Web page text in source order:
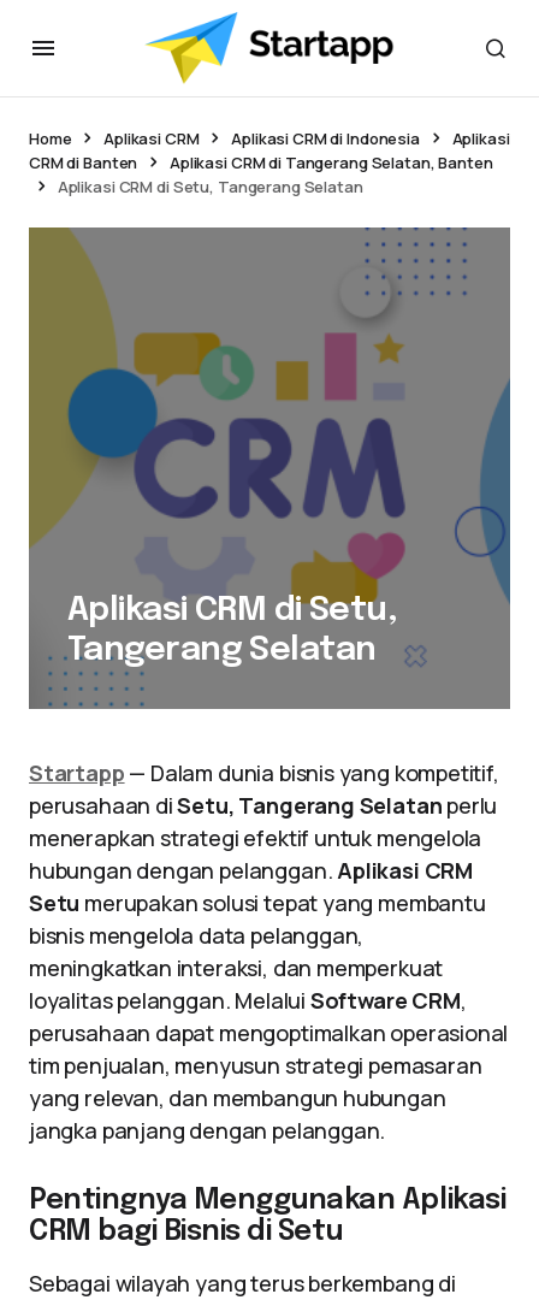
Home Aplikasi CRM Aplikasi CRM di Indonesia
Aplikasi
CRM di Banten
Aplikasi CRM di Tangerang Selatan, Banten
Aplikasi CRM di Setu, Tangerang Selatan
Aplikasi CRM di Setu,
Tangerang Selatan
Startapp — Dalam dunia bisnis yang kompetitif,
perusahaan diSetu, Tangerang Selatan perlu
menerapkan strategi efektif untuk mengelola
hubungan dengan pelanggan.Aplikasi CRM
Setu merupakan solusi tepat yang membantu
bisnis mengelola data pelanggan,
meningkatkan interaksi, dan memperkuat
loyalitas pelanggan. Melalui Software CRM,
perusahaan dapat mengoptimalkan operasional
tim penjualan, menyusun strategi pemasaran
yang relevan, dan membangun hubungan
jangka panjang dengan pelanggan.
Pentingnya Menggunakan Aplikasi
CRM bagi Bisnis di Setu
Sebagai wilayah yang terus berkembang di